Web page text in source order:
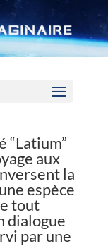
“Latium”
aux
la
espèce
tout
dialogue
par une